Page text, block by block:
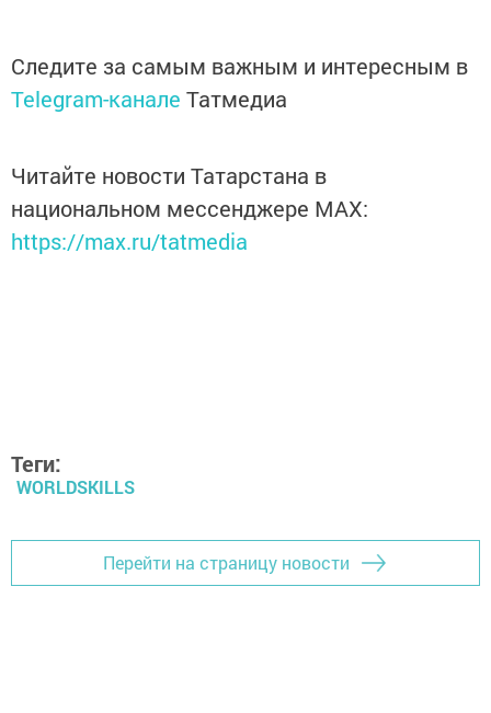
Следите за самым важным и интересным в
Telegram-канале Татмедиа
Читайте новости Татарстана в
национальном мессенджере MАХ:
https://max.ru/tatmedia
Теги:
WORLDSKILLS
Перейти на страницу новости